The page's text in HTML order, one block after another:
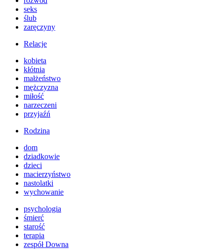
seks
ślub
zaręczyny
Relacje
kobieta
kłótnia
małżeństwo
mężczyzna
miłość
narzeczeni
przyjaźń
Rodzina
dom
dziadkowie
dzieci
macierzyństwo
nastolatki
wychowanie
psychologia
śmierć
starość
terapia
zespół Downa